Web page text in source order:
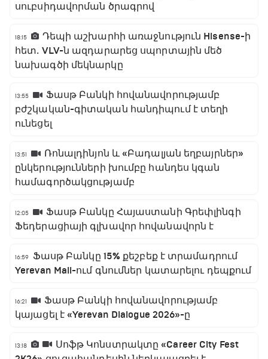
սուբսիդավորման ծրագրով
18:15
Դեպի աշխարհի առաջնություն Hisense-ի
հետ․ VLV-ն ազդարարեց սպորտային մեծ
նախագծի մեկնարկը
13:55
Ֆասթ Բանկի հովանավորությամբ
բժշկական-գիտական հանդիպում է տեղի
ունեցել
13:51
Ռոնալդինյոն և «Բադալյան եղբայրներ»
ընկերությունների խումբը հանդես կգան
համագործակցությամբ
12:05
Ֆասթ Բանկը Հայաստանի Գրեփլինգի
Ֆեդերացիայի գլխավոր հովանավորն է
16:59
Ֆասթ Բանկը 15% քեշբեք է տրամադրում
Yerevan Mall-ում գնումներ կատարելու դեպքում
16:21
Ֆասթ Բանկի հովանավորությամբ
կայացել է «Yerevan Dialogue 2026»-ը
13:18
Սոֆթ Կոնստրակտը «Career City Fest